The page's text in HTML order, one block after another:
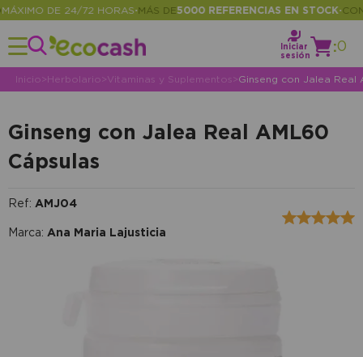
DE 24/72 HORAS •MÁS DE 5000 REFERENCIAS EN STOCK•
Iniciar
sesión
:0
Inicio>Herbolario>Vitaminas y Suplementos >Ginseng con Jalea Real
Ginseng con Jalea Real AML60
Cápsulas
Ref: AMJ04
Marca: Ana Maria Lajusticia